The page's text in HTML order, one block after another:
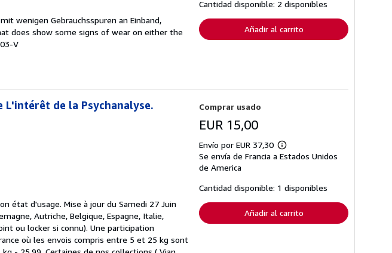
wenigen Gebrauchsspuren an Einband,
does show some signs of wear on either the
V
de
envío
Cantidad disponible: 2 disponibles
Añadir al carrito
L'intérêt de la Psychanalyse.
état d'usage. Mise à jour du Samedi 27 Juin
Autriche, Belgique, Espagne, Italie,
ou locker si connu). Une participation
où les envois compris entre 5 et 25 kg sont
Comprar usado
EUR 15,00
Envío por EUR 37,30
Más
información
tarifas
de
envío
Se envía de Francia a Estados Unidos
de America
Cantidad disponible: 1 disponibles
Añadir al carrito